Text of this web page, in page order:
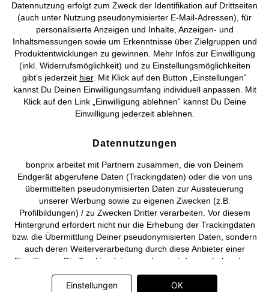
AGB Datenschutz Cookie-Einstellungen Impressum
Vertrag widerrufen
©2026 bonprix.Alle Rechte vorbehalten.
Deutsch Français
Datennutzung erfolgt zum Zweck der Identifikation auf Drittseiten
(auch unter Nutzung pseudonymisierter E-Mail-Adressen), für
personalisierte Anzeigen und Inhalte, Anzeigen- und
Inhaltsmessungen sowie um Erkenntnisse über Zielgruppen und
Produktentwicklungen zu gewinnen. Mehr Infos zur Einwilligung
(inkl. Widerrufsmöglichkeit) und zu Einstellungsmöglichkeiten
gibt’s jederzeit hier. Mit Klick auf den Button „Einstellungen”
kannst Du Deinen Einwilligungsumfang individuell anpassen. Mit
Klick auf den Link „Einwilligung ablehnen” kannst Du Deine
Einwilligung jederzeit ablehnen.
Datennutzungen
bonprix arbeitet mit Partnern zusammen, die von Deinem
Endgerät abgerufene Daten (Trackingdaten) oder die von uns
übermittelten pseudonymisierten Daten zur Aussteuerung
unserer Werbung sowie zu eigenen Zwecken (z.B.
Profilbildungen) / zu Zwecken Dritter verarbeiten. Vor diesem
Hintergrund erfordert nicht nur die Erhebung der Trackingdaten
bzw. die Übermittlung Deiner pseudonymisierten Daten, sondern
auch deren Weiterverarbeitung durch diese Anbieter einer
Einwilligung. Die Trackingdaten werden erst dann erhoben bzw.
Deine pseudonymisierten Daten erst dann übermittelt, wenn Du
auf den in dem Banner auf bonprix.de wiedergebenden Button
Einstellungen OK